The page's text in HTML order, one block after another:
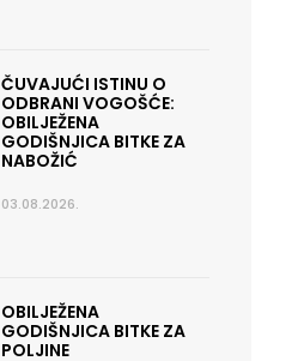
ČUVAJUĆI ISTINU O
ODBRANI VOGOŠĆE:
OBILJEŽENA
GODIŠNJICA BITKE ZA
NABOŽIĆ
03.08.2026.
OBILJEŽENA
GODIŠNJICA BITKE ZA
POLJINE